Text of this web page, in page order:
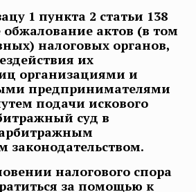
1 пункта 2 статьи 138
актов (в том
налоговых органов,
их
организациями и
предпринимателями
подачи искового
суд в
арбитражным
законодательством.
налогового спора
за помощью к